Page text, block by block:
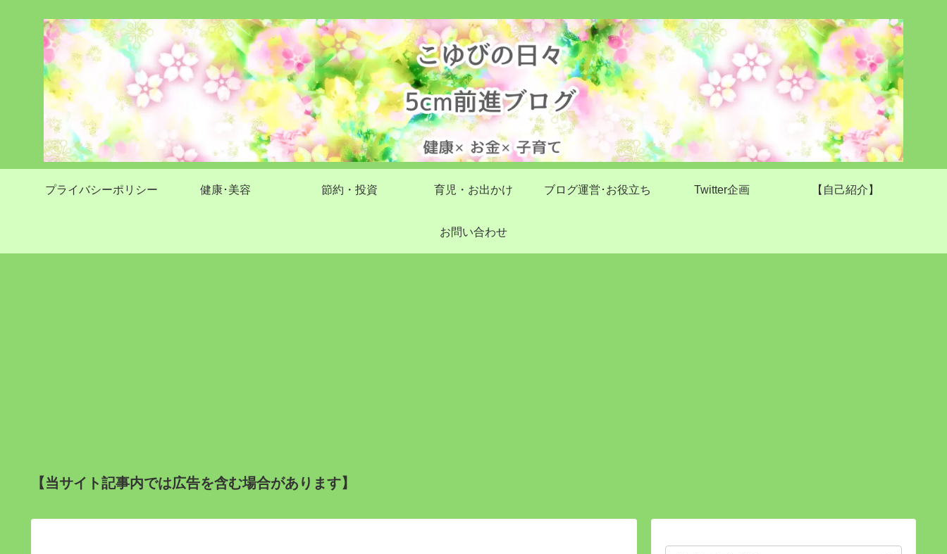
プライバシーポリシー 健康･美容 節約・投資 育児・お出かけ ブログ運営･お役立ち Twitter企画 【自己紹介】
お問い合わせ
【当サイト記事内では広告を含む場合があります】